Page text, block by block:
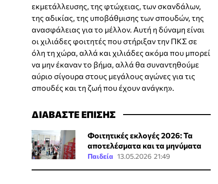
εκμετάλλευσης, της φτώχειας, των σκανδάλων,
της αδικίας, της υποβάθμισης των σπουδών, της
ανασφάλειας για το μέλλον. Αυτή η δύναμη είναι
οι χιλιάδες φοιτητές που στήριξαν την ΠΚΣ σε
όλη τη χώρα, αλλά και χιλιάδες ακόμα που μπορεί
να μην έκαναν το βήμα, αλλά θα συναντηθούμε
αύριο σίγουρα στους μεγάλους αγώνες για τις
σπουδές και τη ζωή που έχουν ανάγκη».
ΔΙΑΒΑΣΤΕ ΕΠΙΣΗΣ
Φοιτητικές εκλογές 2026: Τα
αποτελέσματα και τα μηνύματα
Παιδεία 13.05.2026 21:49